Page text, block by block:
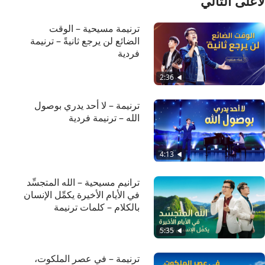
2:36
ترنيمة مسيحية – الوقت
الضائع لن يرجع ثانيةً – ترنيمة
فردية
4:13
ترنيمة – لا أحد يدري بوصول
الله – ترنيمة فردية
5:35
ترانيم مسيحية – الله المتجسِّد
في الأيام الأخيرة يكمِّل الإنسان
بالكلام – كلمات ترنيمة
ترنيمة – في عصر الملكوت،